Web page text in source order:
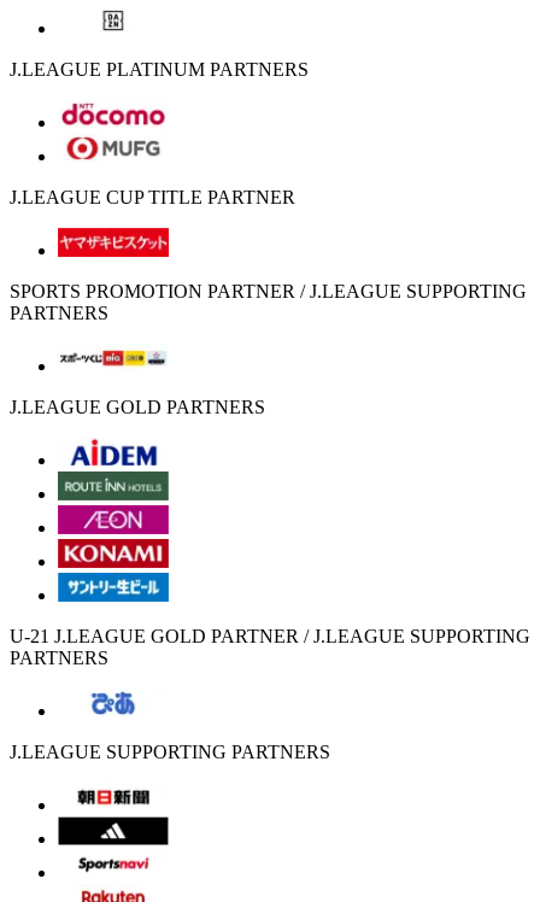
J.LEAGUE PLATINUM PARTNERS
J.LEAGUE CUP TITLE PARTNER
SPORTS PROMOTION PARTNER / J.LEAGUE SUPPORTING
PARTNERS
J.LEAGUE GOLD PARTNERS
U-21 J.LEAGUE GOLD PARTNER / J.LEAGUE SUPPORTING
PARTNERS
J.LEAGUE SUPPORTING PARTNERS